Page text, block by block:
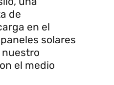
de
en el
solares
el medio